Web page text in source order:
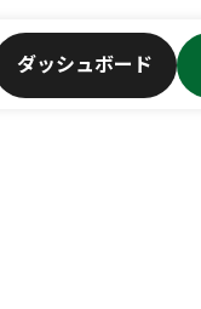
ダッシュボード